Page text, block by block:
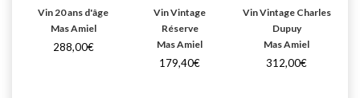
Vin 20 ans d'âge
Mas Amiel
288,00€
Vin Vintage
Réserve
Mas Amiel
179,40€
Vin Vintage Charles
Dupuy
Mas Amiel
312,00€